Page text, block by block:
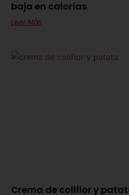
baja en calorías
Leer Más
Crema de coliflor y